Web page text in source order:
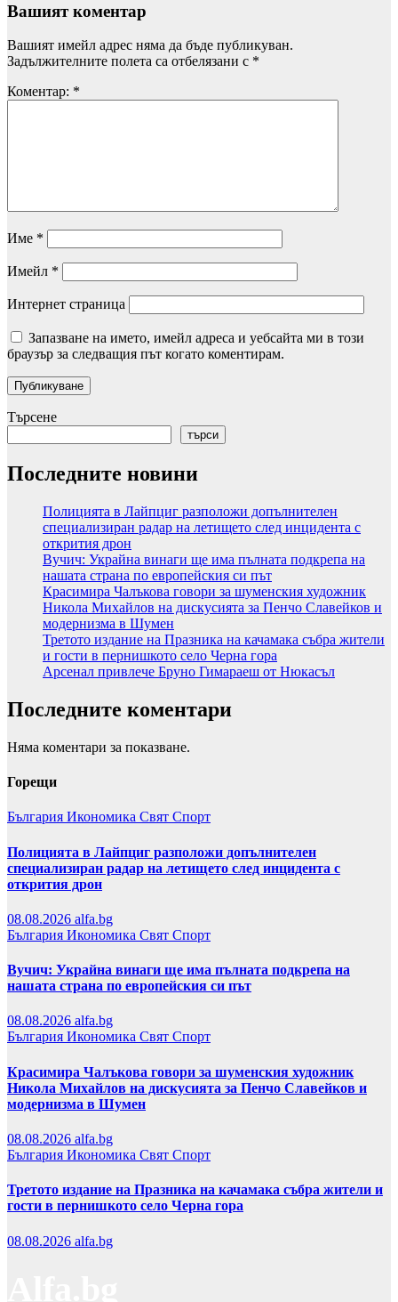
Вашият коментар
Вашият имейл адрес няма да бъде публикуван.
Задължителните полета са отбелязани с *
Коментар: *
Име *
Имейл *
Интернет страница
Запазване на името, имейл адреса и уебсайта ми в този
браузър за следващия път когато коментирам.
Търсене
търси
Последните новини
Полицията в Лайпциг разположи допълнителен
специализиран радар на летището след инцидента с
открития дрон
Вучич: Украйна винаги ще има пълната подкрепа на
нашата страна по европейския си път
Красимира Чалъкова говори за шуменския художник
Никола Михайлов на дискусията за Пенчо Славейков и
модернизма в Шумен
Третото издание на Празника на качамака събра жители
и гости в пернишкото село Черна гора
Арсенал привлече Бруно Гимараеш от Нюкасъл
Последните коментари
Няма коментари за показване.
Горещи
България Икономика Свят Спорт
Полицията в Лайпциг разположи допълнителен
специализиран радар на летището след инцидента с
открития дрон
08.08.2026 alfa.bg
България Икономика Свят Спорт
Вучич: Украйна винаги ще има пълната подкрепа на
нашата страна по европейския си път
08.08.2026 alfa.bg
България Икономика Свят Спорт
Красимира Чалъкова говори за шуменския художник
Никола Михайлов на дискусията за Пенчо Славейков и
модернизма в Шумен
08.08.2026 alfa.bg
България Икономика Свят Спорт
Третото издание на Празника на качамака събра жители и
гости в пернишкото село Черна гора
08.08.2026 alfa.bg